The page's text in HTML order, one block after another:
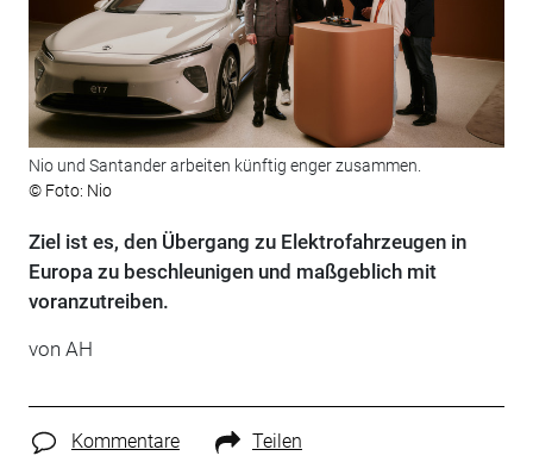
Nio und Santander arbeiten künftig enger zusammen.
© Foto: Nio
Ziel ist es, den Übergang zu Elektrofahrzeugen in
Europa zu beschleunigen und maßgeblich mit
voranzutreiben.
von AH
Kommentare Teilen